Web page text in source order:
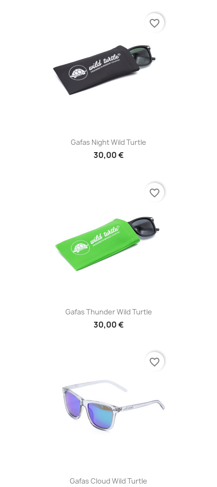
Gafas Night Wild Turtle
30,00 €
favorite_border
Gafas Thunder Wild Turtle
30,00 €
favorite_border
Gafas Cloud Wild Turtle
favorite_border